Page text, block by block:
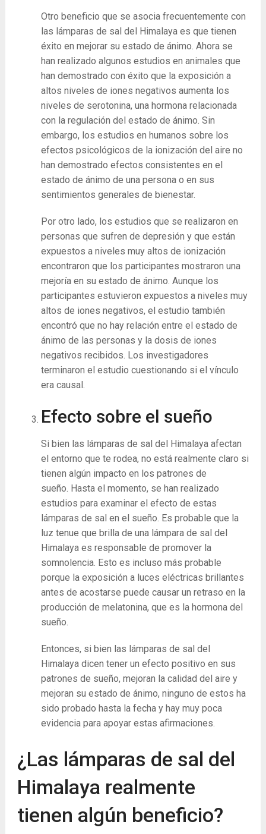
Otro beneficio que se asocia frecuentemente con
las lámparas de sal del Himalaya es que tienen
éxito en mejorar su estado de ánimo. Ahora se
han realizado algunos estudios en animales que
han demostrado con éxito que la exposición a
altos niveles de iones negativos aumenta los
niveles de serotonina, una hormona relacionada
con la regulación del estado de ánimo. Sin
embargo, los estudios en humanos sobre los
efectos psicológicos de la ionización del aire no
han demostrado efectos consistentes en el
estado de ánimo de una persona o en sus
sentimientos generales de bienestar.
Por otro lado, los estudios que se realizaron en
personas que sufren de depresión y que están
expuestos a niveles muy altos de ionización
encontraron que los participantes mostraron una
mejoría en su estado de ánimo. Aunque los
participantes estuvieron expuestos a niveles muy
altos de iones negativos, el estudio también
encontró que no hay relación entre el estado de
ánimo de las personas y la dosis de iones
negativos recibidos. Los investigadores
terminaron el estudio cuestionando si el vínculo
era causal.
Efecto sobre el sueño
Si bien las lámparas de sal del Himalaya afectan
el entorno que te rodea, no está realmente claro si
tienen algún impacto en los patrones de
sueño. Hasta el momento, se han realizado
estudios para examinar el efecto de estas
lámparas de sal en el sueño. Es probable que la
luz tenue que brilla de una lámpara de sal del
Himalaya es responsable de promover la
somnolencia. Esto es incluso más probable
porque la exposición a luces eléctricas brillantes
antes de acostarse puede causar un retraso en la
producción de melatonina, que es la hormona del
sueño.
Entonces, si bien las lámparas de sal del
Himalaya dicen tener un efecto positivo en sus
patrones de sueño, mejoran la calidad del aire y
mejoran su estado de ánimo, ninguno de estos ha
sido probado hasta la fecha y hay muy poca
evidencia para apoyar estas afirmaciones.
¿Las lámparas de sal del
Himalaya realmente
tienen algún beneficio?